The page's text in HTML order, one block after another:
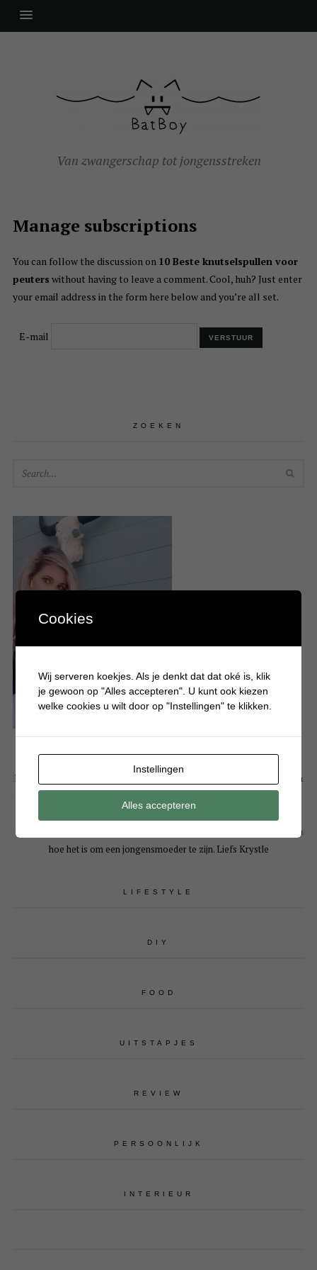
Van zwangerschap tot jongensstreken
Manage subscriptions
You can follow the discussion on 10 Beste knutselspullen voor
peuters without having to leave a comment. Cool, huh? Just enter
your email address in the form here below and you’re all set.
E-mail
ZOEKEN
Hallo! Leuk dat je een kijkje komt nemen op mijn persoonlijke blog. Mijn
Batboy deel ik bijna dagelijks artikelen over gezellige dagjes uit, tips
over jongensspeelgoed, knutselen, eten, alles wat typisch jongens is en
hoe het is om een jongensmoeder te zijn. Liefs Krystle
LIFESTYLE
DIY
FOOD
UITSTAPJES
REVIEW
PERSOONLIJK
INTERIEUR
Cookies
Wij serveren koekjes. Als je denkt dat dat oké is, klik
je gewoon op "Alles accepteren". U kunt ook kiezen
welke cookies u wilt door op "Instellingen" te klikken.
Instellingen
Alles accepteren